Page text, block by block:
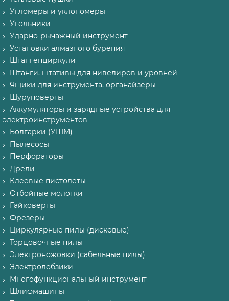
Угломеры и уклономеры
Угольники
Ударно-рычажный инструмент
Установки алмазного бурения
Штангенциркули
Штанги, штативы для нивелиров и уровней
Ящики для инструмента, органайзеры
Шуруповерты
Аккумуляторы и зарядные устройства для
электроинструментов
Болгарки (УШМ)
Пылесосы
Перфораторы
Дрели
Клеевые пистолеты
Отбойные молотки
Гайковерты
Фрезеры
Циркулярные пилы (дисковые)
Торцовочные пилы
Электроножовки (сабельные пилы)
Электролобзики
Многофункциональный инструмент
Шлифмашины